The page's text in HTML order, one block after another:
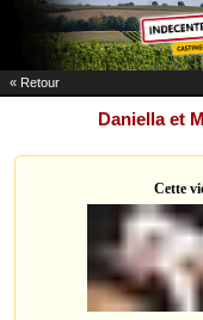
« Retour
Daniella et
Cette